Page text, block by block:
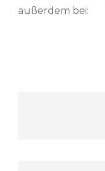
außerdem bei: